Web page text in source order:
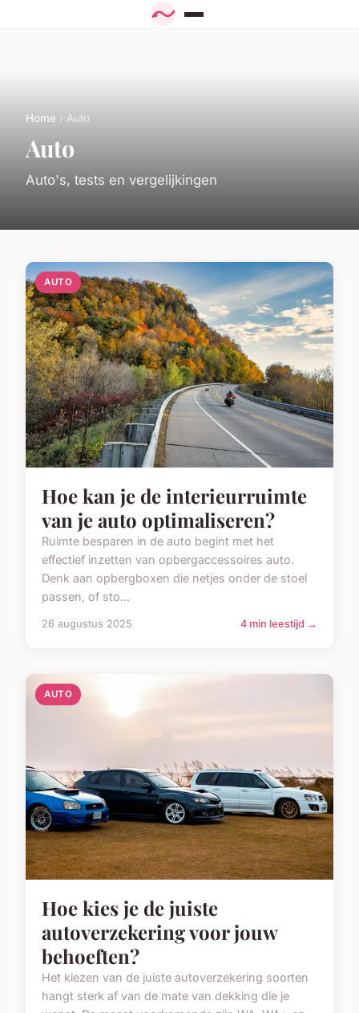
Home › Auto
Auto
Auto's, tests en vergelijkingen
AUTO
Hoe kan je de interieurruimte
van je auto optimaliseren?
Ruimte besparen in de auto begint met het
effectief inzetten van opbergaccessoires auto.
Denk aan opbergboxen die netjes onder de stoel
passen, of sto...
26 augustus 2025 4 min leestijd →
AUTO
Hoe kies je de juiste
autoverzekering voor jouw
behoeften?
Het kiezen van de juiste autoverzekering soorten
hangt sterk af van de mate van dekking die je